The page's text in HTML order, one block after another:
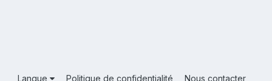
Langue Politique de confidentialité Nous contacter